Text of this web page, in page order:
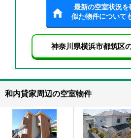
最新の空室状況を
似た物件について
神奈川県横浜市都筑区
和内貸家周辺の空室物件